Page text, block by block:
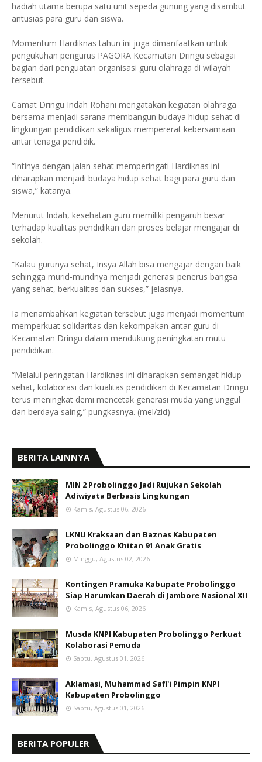
hadiah utama berupa satu unit sepeda gunung yang disambut
antusias para guru dan siswa.
Momentum Hardiknas tahun ini juga dimanfaatkan untuk
pengukuhan pengurus PAGORA Kecamatan Dringu sebagai
bagian dari penguatan organisasi guru olahraga di wilayah
tersebut.
Camat Dringu Indah Rohani mengatakan kegiatan olahraga
bersama menjadi sarana membangun budaya hidup sehat di
lingkungan pendidikan sekaligus mempererat kebersamaan
antar tenaga pendidik.
“Intinya dengan jalan sehat memperingati Hardiknas ini
diharapkan menjadi budaya hidup sehat bagi para guru dan
siswa,” katanya.
Menurut Indah, kesehatan guru memiliki pengaruh besar
terhadap kualitas pendidikan dan proses belajar mengajar di
sekolah.
“Kalau gurunya sehat, Insya Allah bisa mengajar dengan baik
sehingga murid-muridnya menjadi generasi penerus bangsa
yang sehat, berkualitas dan sukses,” jelasnya.
Ia menambahkan kegiatan tersebut juga menjadi momentum
memperkuat solidaritas dan kekompakan antar guru di
Kecamatan Dringu dalam mendukung peningkatan mutu
pendidikan.
“Melalui peringatan Hardiknas ini diharapkan semangat hidup
sehat, kolaborasi dan kualitas pendidikan di Kecamatan Dringu
terus meningkat demi mencetak generasi muda yang unggul
dan berdaya saing,” pungkasnya. (mel/zid)
BERITA LAINNYA
MIN 2 Probolinggo Jadi Rujukan Sekolah
Adiwiyata Berbasis Lingkungan
Kamis, Agustus 06, 2026
LKNU Kraksaan dan Baznas Kabupaten
Probolinggo Khitan 91 Anak Gratis
Minggu, Agustus 02, 2026
Kontingen Pramuka Kabupate Probolinggo
Siap Harumkan Daerah di Jambore Nasional XII
Kamis, Agustus 06, 2026
Musda KNPI Kabupaten Probolinggo Perkuat
Kolaborasi Pemuda
Sabtu, Agustus 01, 2026
Aklamasi, Muhammad Safi'i Pimpin KNPI
Kabupaten Probolinggo
Sabtu, Agustus 01, 2026
BERITA POPULER